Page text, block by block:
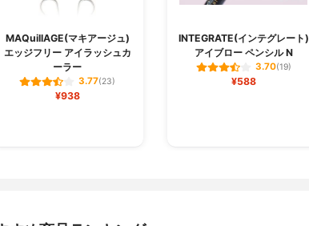
MAQuillAGE(マキアージュ)
エッジフリー アイラッシュカ
ーラー
3.77(23)
¥938
INTEGRATE(インテグレート)
アイブロー ペンシル N
3.70(19)
¥588